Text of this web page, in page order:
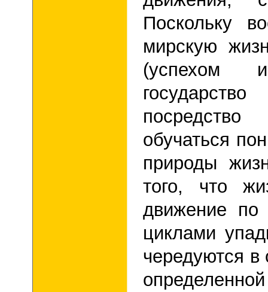
Поскольку
мирскую
(успехом
обучаться
природы
того, что
движение по
циклами
чередуются